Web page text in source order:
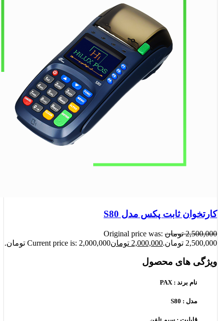
کارتخوان ثابت پکس مدل S80
2,500,000 تومان Original price was:
2,500,000 تومان.
2,000,000 تومانCurrent price is: 2,000,000 تومان.
ویژگی های محصول
نام برند : PAX
مدل : S80